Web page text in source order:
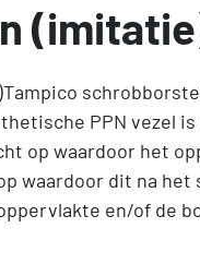
PPN vezel
op waardoor het
waardoor dit na
en/of de